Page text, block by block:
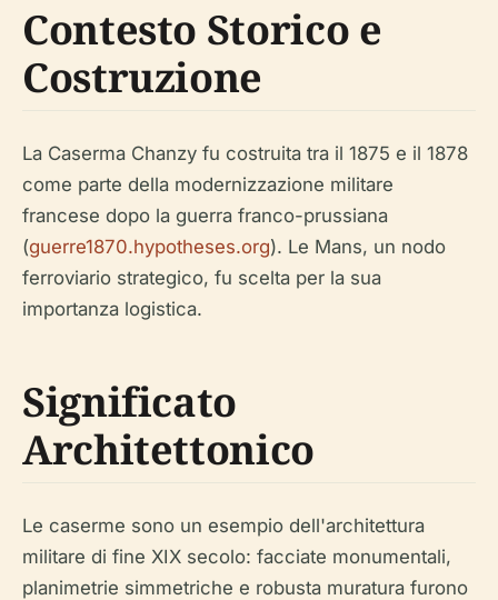
Contesto Storico e
Costruzione
La Caserma Chanzy fu costruita tra il 1875 e il 1878
come parte della modernizzazione militare
francese dopo la guerra franco-prussiana
(guerre1870.hypotheses.org). Le Mans, un nodo
ferroviario strategico, fu scelta per la sua
importanza logistica.
Significato
Architettonico
Le caserme sono un esempio dell'architettura
militare di fine XIX secolo: facciate monumentali,
planimetrie simmetriche e robusta muratura furono